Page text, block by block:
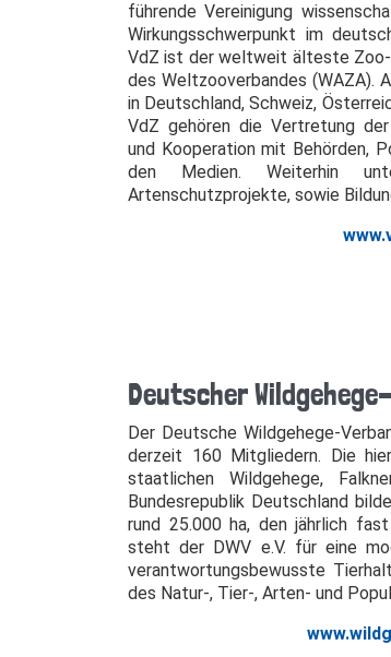
führende Vereinigung
Wirkungsschwerpunkt im
VdZ ist der weltweit älteste Zoo-
des Weltzooverbandes (WAZA).
in Deutschland, Schweiz,
VdZ gehören die Vertretung
und Kooperation mit Behörden,
den Medien. Weiterhin
Artenschutzprojekte, sowie
Deutscher
Der Deutsche Wildgehege-
derzeit 160 Mitgliedern. Die
staatlichen Wildgehege,
Bundesrepublik Deutschland
rund 25.000 ha, den jährlich
steht der DWV e.V. für eine
verantwortungsbewusste
des Natur-, Tier-, Arten- und